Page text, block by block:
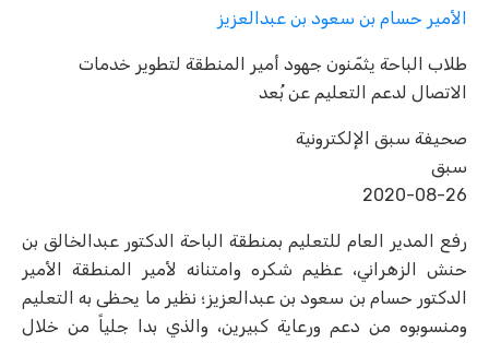
الأمير حسام بن سعود بن عبدالعزيز
طلاب الباحة يثمّنون جهود أمير المنطقة لتطوير خدمات
الاتصال لدعم التعليم عن بُعد
صحيفة سبق الإلكترونية
سبق
2020-08-26
رفع المدير العام للتعليم بمنطقة الباحة الدكتور عبدالخالق بن
حنش الزهراني، عظيم شكره وامتنانه لأمير المنطقة الأمير
الدكتور حسام بن سعود بن عبدالعزيز؛ نظير ما يحظى به التعليم
ومنسوبوه من دعم ورعاية كبيرين، والذي بدا جلياً من خلال